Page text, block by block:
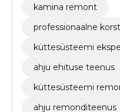
kamina remont
professionaalne
küttesüsteemi
ahju ehituse teenus
küttesüsteemi
ahju remonditeenus